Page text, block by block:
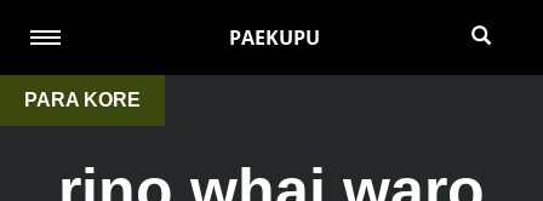
PAEKUPU
PARA KORE